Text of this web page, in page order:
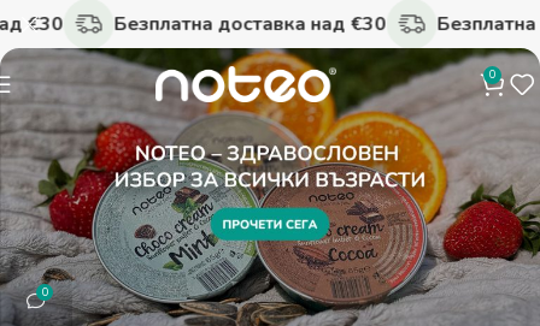
0
0
€30 Безплатна доставка над €30